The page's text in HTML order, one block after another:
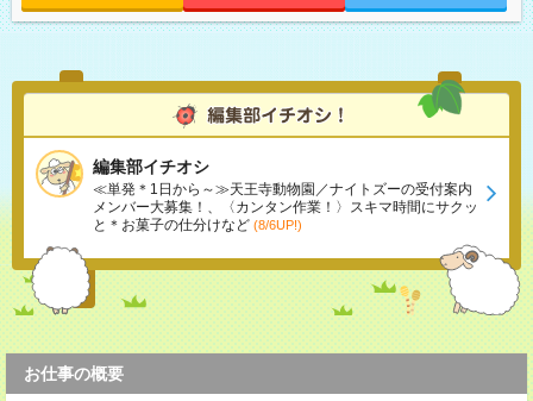
編集部イチオシ
≪単発＊1日から～≫天王寺動物園／ナイトズーの受付案内
メンバー大募集！、〈カンタン作業！〉スキマ時間にサクッ
と＊お菓子の仕分けなど (8/6UP!)
お仕事の概要